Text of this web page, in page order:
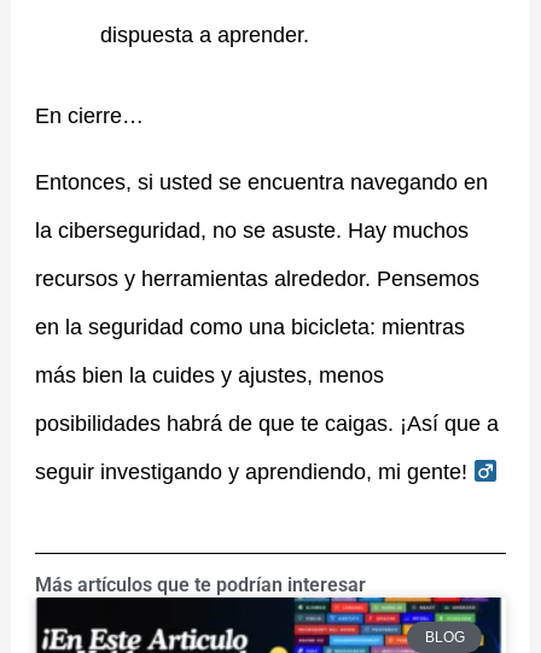
dispuesta a aprender.
En cierre…
Entonces, si usted se encuentra navegando en
la ciberseguridad, no se asuste. Hay muchos
recursos y herramientas alrededor. Pensemos
en la seguridad como una bicicleta: mientras
más bien la cuides y ajustes, menos
posibilidades habrá de que te caigas. ¡Así que a
seguir investigando y aprendiendo, mi gente! ‍
Más artículos que te podrían interesar
BLOG